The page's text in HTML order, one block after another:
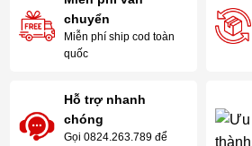
chuyển
Miễn phí ship cod toàn
quốc
Hỗ trợ nhanh
chóng
Gọi 0824.263.789 để